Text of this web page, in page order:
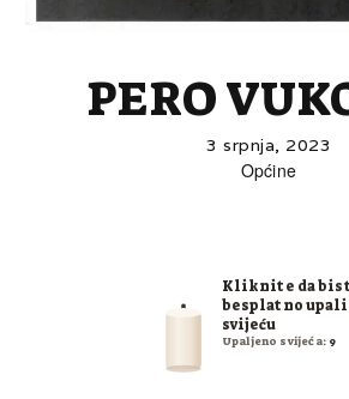
PERO
3 srpnja, 2023
Općine
Kliknite da
besplatno
svijeću
Upaljeno svijeća: 9